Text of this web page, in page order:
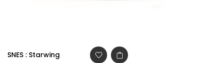
SNES : Starwing